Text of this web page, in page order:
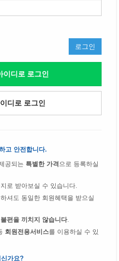
로그인
이디로 로그인
디로 로그인
고 안전합니다.
공되는 특별한 가격 으로 등록하실
로 받아보실 수 있습니다.
하셔도 동일한 회원혜택을 받으실
불편을 끼치지 않습니다.
회원전용서비스를 이용하실 수 있
가요?